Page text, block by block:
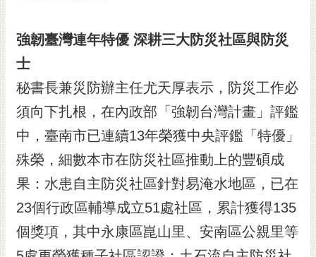
強韌臺灣連年特優 深耕三大防災社區與防災
士
秘書長兼災防辦主任尤天厚表示，防災工作必
須向下扎根，在內政部「強韌台灣計畫」評鑑
中，臺南市已連續13年榮獲中央評鑑「特優」
殊榮，細數本市在防災社區推動上的豐碩成
果：水患自主防災社區針對易淹水地區，已在
23個行政區輔導成立51處社區，累計獲得135
個獎項，其中永康區崑山里、安南區公親里等